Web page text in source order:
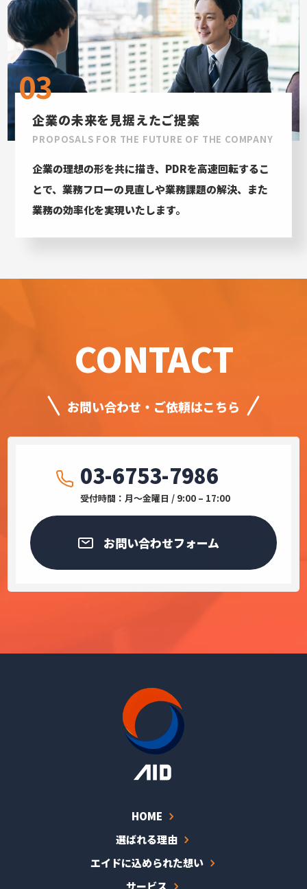
03
企業の未来を見据えたご提案
PROPOSALS FOR THE FUTURE OF THE COMPANY
企業の理想の形を共に描き、PDRを高速回転するこ
とで、業務フローの見直しや業務課題の解決、また
業務の効率化を実現いたします。
CONTACT
お問い合わせ・ご依頼はこちら
03-6753-7986
受付時間：月〜金曜日 / 9:00 – 17:00
お問い合わせフォーム
HOME
選ばれる理由
エイドに込められた想い
サービス